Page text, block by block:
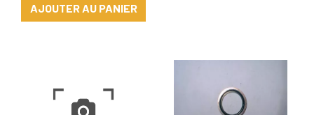
AJOUTER AU PANIER